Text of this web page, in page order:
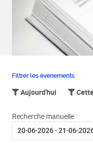
Filtrer les évènements
Aujourd'hui
Recherche manuelle